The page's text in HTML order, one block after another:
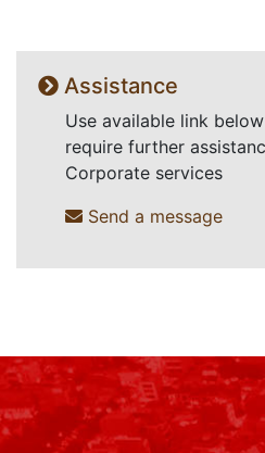
Assistance
Use available link
require further
Corporate services
Send a message